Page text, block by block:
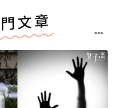
文章